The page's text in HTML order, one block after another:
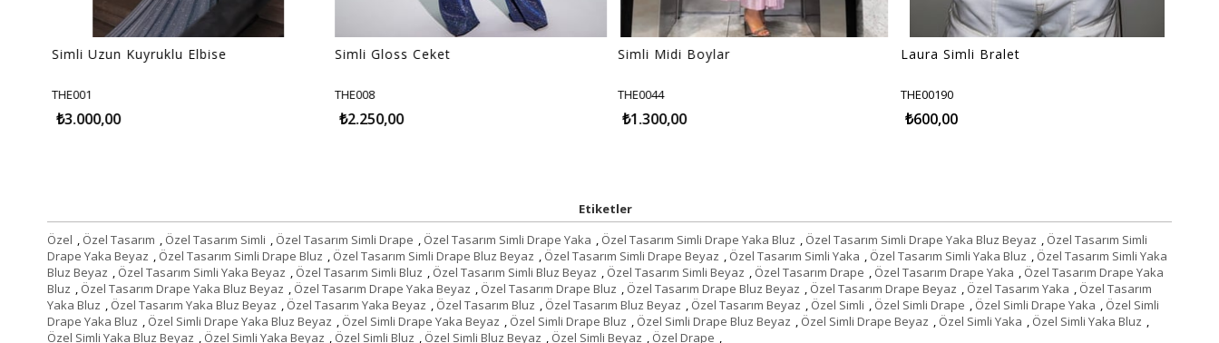
Simli Uzun Kuyruklu Elbise
THE001
₺3.000,00
Simli Gloss Ceket
THE008
₺2.250,00
Simli Midi Boylar
THE0044
₺1.300,00
Laura Simli Bralet
THE00190
₺600,00
Etiketler
Özel , Özel Tasarım , Özel Tasarım Simli , Özel Tasarım Simli Drape , Özel Tasarım Simli Drape Yaka , Özel Tasarım Simli Drape Yaka Bluz , Özel Tasarım Simli Drape Yaka Bluz Beyaz , Özel Tasarım Simli
Drape Yaka Beyaz , Özel Tasarım Simli Drape Bluz , Özel Tasarım Simli Drape Bluz Beyaz , Özel Tasarım Simli Drape Beyaz , Özel Tasarım Simli Yaka , Özel Tasarım Simli Yaka Bluz , Özel Tasarım Simli Yaka
Bluz Beyaz , Özel Tasarım Simli Yaka Beyaz , Özel Tasarım Simli Bluz , Özel Tasarım Simli Bluz Beyaz , Özel Tasarım Simli Beyaz , Özel Tasarım Drape , Özel Tasarım Drape Yaka , Özel Tasarım Drape Yaka
Bluz , Özel Tasarım Drape Yaka Bluz Beyaz , Özel Tasarım Drape Yaka Beyaz , Özel Tasarım Drape Bluz , Özel Tasarım Drape Bluz Beyaz , Özel Tasarım Drape Beyaz , Özel Tasarım Yaka , Özel Tasarım
Yaka Bluz , Özel Tasarım Yaka Bluz Beyaz , Özel Tasarım Yaka Beyaz , Özel Tasarım Bluz , Özel Tasarım Bluz Beyaz , Özel Tasarım Beyaz , Özel Simli , Özel Simli Drape , Özel Simli Drape Yaka , Özel Simli
Drape Yaka Bluz , Özel Simli Drape Yaka Bluz Beyaz , Özel Simli Drape Yaka Beyaz , Özel Simli Drape Bluz , Özel Simli Drape Bluz Beyaz , Özel Simli Drape Beyaz , Özel Simli Yaka , Özel Simli Yaka Bluz ,
Özel Simli Yaka Bluz Beyaz , Özel Simli Yaka Beyaz , Özel Simli Bluz , Özel Simli Bluz Beyaz , Özel Simli Beyaz , Özel Drape ,